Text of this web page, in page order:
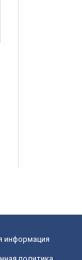
информация